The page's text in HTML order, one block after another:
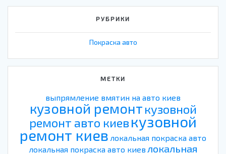
РУБРИКИ
Покраска авто
МЕТКИ
выпрямление вмятин на авто киев
кузовной ремонт кузовной
ремонт авто киев кузовной
ремонт киев локальная покраска авто
локальная покраска авто киев локальная